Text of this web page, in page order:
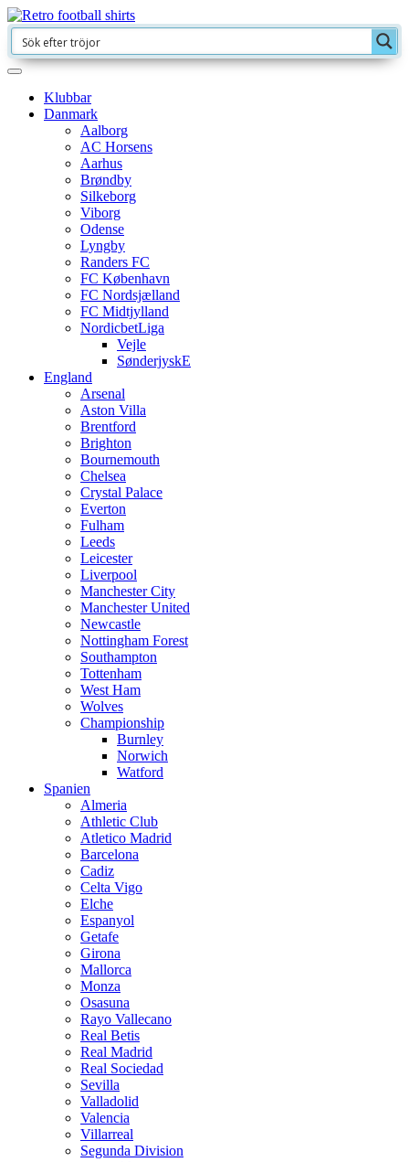
Klubbar
Danmark
Aalborg
AC Horsens
Aarhus
Brøndby
Silkeborg
Viborg
Odense
Lyngby
Randers FC
FC København
FC Nordsjælland
FC Midtjylland
NordicbetLiga
Vejle
SønderjyskE
England
Arsenal
Aston Villa
Brentford
Brighton
Bournemouth
Chelsea
Crystal Palace
Everton
Fulham
Leeds
Leicester
Liverpool
Manchester City
Manchester United
Newcastle
Nottingham Forest
Southampton
Tottenham
West Ham
Wolves
Championship
Burnley
Norwich
Watford
Spanien
Almeria
Athletic Club
Atletico Madrid
Barcelona
Cadiz
Celta Vigo
Elche
Espanyol
Getafe
Girona
Mallorca
Monza
Osasuna
Rayo Vallecano
Real Betis
Real Madrid
Real Sociedad
Sevilla
Valladolid
Valencia
Villarreal
Segunda Division